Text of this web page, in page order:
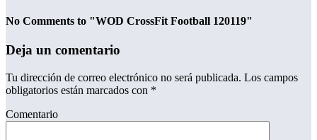
No Comments to "WOD CrossFit Football 120119"
Deja un comentario
Tu dirección de correo electrónico no será publicada. Los campos
obligatorios están marcados con *
Comentario